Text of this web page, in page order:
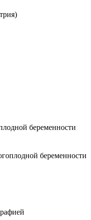
беременности
беременности